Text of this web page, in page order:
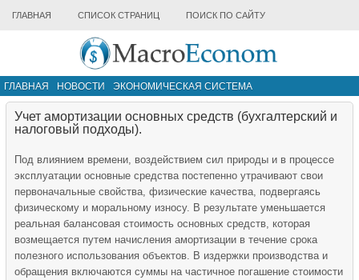
ГЛАВНАЯ СПИСОК СТРАНИЦ ПОИСК ПО САЙТУ
ГЛАВНАЯ НОВОСТИ
ЭКОНОМИЧЕСКАЯ СИСТЕМА
ИНФРАСТРУКТУРА РЫНКА
Учет амортизации основных средств (бухгалтерский и
налоговый подходы).
Под влиянием времени, воздействием сил природы и в процессе
эксплуатации основные средства постепенно утрачивают свои
первоначальные свойства, физические качества, подвергаясь
физическому и моральному износу. В результате уменьшается
реальная балансовая стоимость основных средств, которая
возмещается путем начисления амортизации в течение срока
полезного использования объектов. В издержки производства и
обращения включаются суммы на частичное погашение стоимости